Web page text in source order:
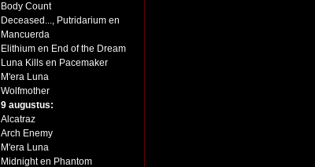
Body Count
Deceased..., Putridarium en
Mancuerda
Elithium en End of the Dream
Luna Kills en Pacemaker
M'era Luna
Wolfmother
9 augustus:
Alcatraz
Arch Enemy
M'era Luna
Midnight en Phantom